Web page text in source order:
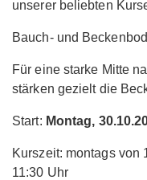
unserer beliebten
Bauch- und
Für eine starke Mitte
stärken gezielt die
Start: Montag,
Kurszeit: montags von
11:30 Uhr